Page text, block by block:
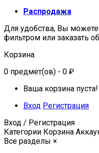
Распродажа
Для удобства, Вы
фильтром или заказать
Корзина
0 предмет(ов) - 0 ₽
Ваша корзина пуста!
Вход Регистрация
Вход / Регистрация
Категории Корзина
Все разделы ×